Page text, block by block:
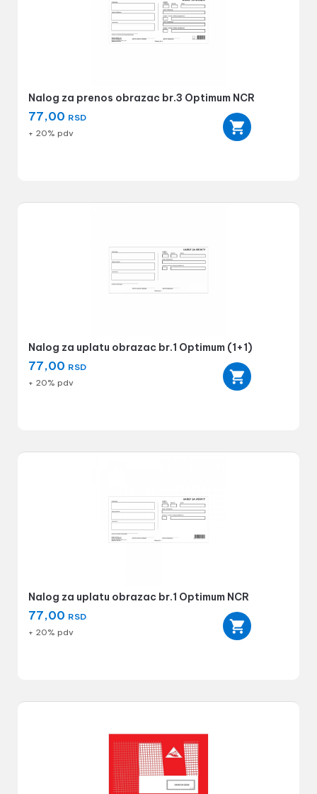
Nalog za prenos obrazac br.3 Optimum NCR
77,00 RSD
+ 20% pdv
Nalog za uplatu obrazac br.1 Optimum (1+1)
77,00 RSD
+ 20% pdv
Nalog za uplatu obrazac br.1 Optimum NCR
77,00 RSD
+ 20% pdv